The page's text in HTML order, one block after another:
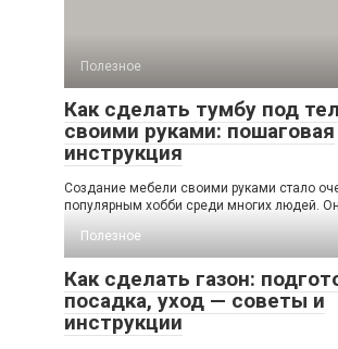
Полезное
Как сделать тумбу под
своими руками: пошаговая
инструкция
Создание мебели своими руками стало
популярным хобби среди многих людей.
Полезное
Как сделать газон:
посадка, уход — советы и
инструкции